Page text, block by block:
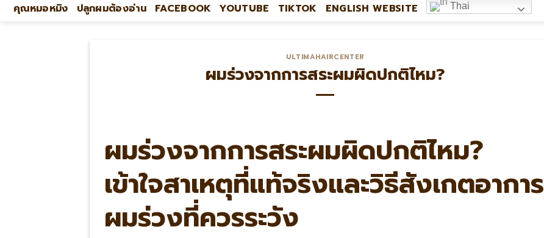
คุณหมอหมิง
ปลูกผมต้องอ่าน FACEBOOK YOUTUBE TIKTOK ENGLISH WEBSITE Thai
ULTIMAHAIRCENTER
ผมร่วงจากการสระผมผิดปกติไหม?
ผมร่วงจากการสระผมผิดปกติไหม?
เข้าใจสาเหตุที่แท้จริงและวิธีสังเกตอาการ
ผมร่วงที่ควรระวัง